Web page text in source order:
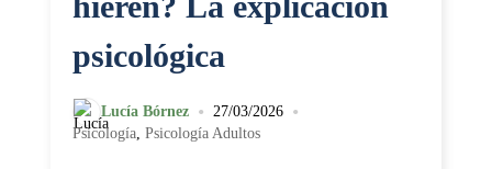
psicológica
Lucía Bórnez • 27/03/2026 •
Psicología, Psicología Adultos